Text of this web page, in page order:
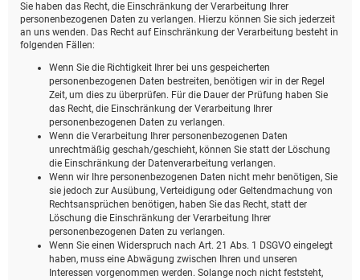
Sie haben das Recht, die Einschränkung der Verarbeitung Ihrer
personenbezogenen Daten zu verlangen. Hierzu können Sie sich jederzeit
an uns wenden. Das Recht auf Einschränkung der Verarbeitung besteht in
folgenden Fällen:
Wenn Sie die Richtigkeit Ihrer bei uns gespeicherten
personenbezogenen Daten bestreiten, benötigen wir in der Regel
Zeit, um dies zu überprüfen. Für die Dauer der Prüfung haben Sie
das Recht, die Einschränkung der Verarbeitung Ihrer
personenbezogenen Daten zu verlangen.
Wenn die Verarbeitung Ihrer personenbezogenen Daten
unrechtmäßig geschah/geschieht, können Sie statt der Löschung
die Einschränkung der Datenverarbeitung verlangen.
Wenn wir Ihre personenbezogenen Daten nicht mehr benötigen, Sie
sie jedoch zur Ausübung, Verteidigung oder Geltendmachung von
Rechtsansprüchen benötigen, haben Sie das Recht, statt der
Löschung die Einschränkung der Verarbeitung Ihrer
personenbezogenen Daten zu verlangen.
Wenn Sie einen Widerspruch nach Art. 21 Abs. 1 DSGVO eingelegt
haben, muss eine Abwägung zwischen Ihren und unseren
Interessen vorgenommen werden. Solange noch nicht feststeht,